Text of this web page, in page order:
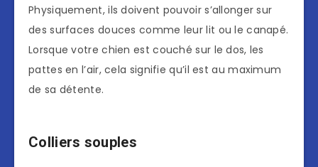
Physiquement, ils doivent pouvoir s’allonger sur
des surfaces douces comme leur lit ou le canapé.
Lorsque votre chien est couché sur le dos, les
pattes en l’air, cela signifie qu’il est au maximum
de sa détente.
Colliers souples